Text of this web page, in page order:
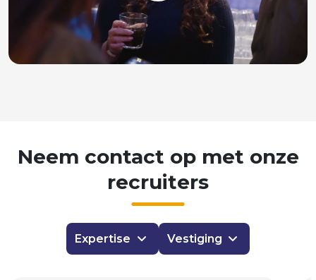
Neem contact op met onze
recruiters
Expertise Vestiging